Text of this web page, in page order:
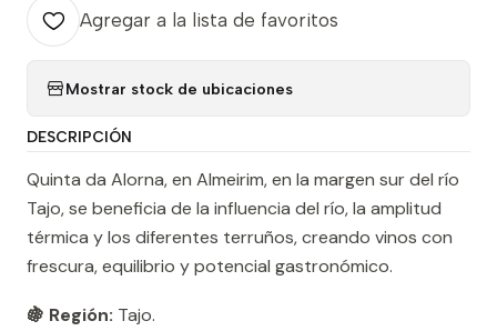
Agregar a la lista de favoritos
Mostrar stock de ubicaciones
DESCRIPCIÓN
Quinta da Alorna, en Almeirim, en la margen sur del río
Tajo, se beneficia de la influencia del río, la amplitud
térmica y los diferentes terruños, creando vinos con
frescura, equilibrio y potencial gastronómico.
🍇 Región: Tajo.